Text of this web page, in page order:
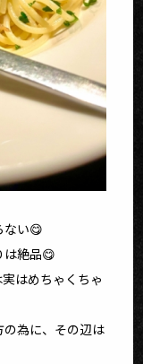
ない😋
は絶品😋
はめちゃくちゃ
為に、その辺は